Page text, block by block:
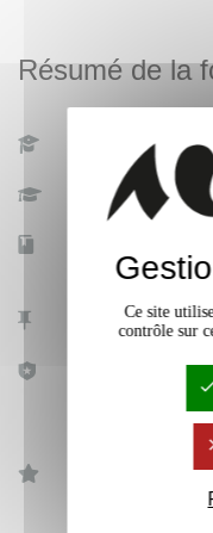
Résumé de la
Nature
européenne
Référentiel RNCP
Ce site
contrôle sur